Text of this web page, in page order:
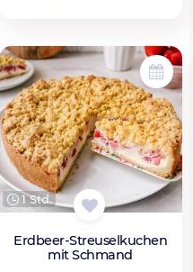
1 Std.
Erdbeer-Streuselkuchen
mit Schmand